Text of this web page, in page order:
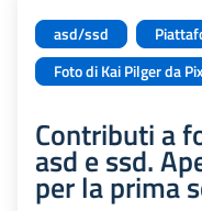
asd/ssd
Foto di Kai Pilger da
Contributi a
asd e ssd.
per la prima